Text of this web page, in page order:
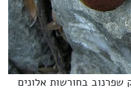
שפרנוב בחורשות אלונים